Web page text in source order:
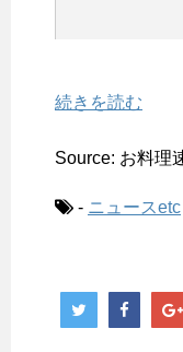
続きを読む
Source: お料理
- ニュースetc